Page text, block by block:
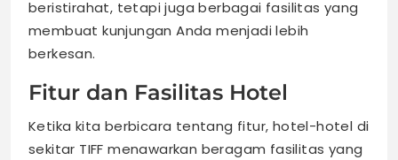
beristirahat, tetapi juga berbagai fasilitas yang
membuat kunjungan Anda menjadi lebih
berkesan.
Fitur dan Fasilitas Hotel
Ketika kita berbicara tentang fitur, hotel-hotel di
sekitar TIFF menawarkan beragam fasilitas yang